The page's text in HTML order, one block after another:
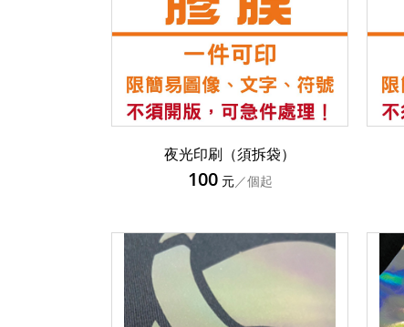
夜光印刷（須拆袋）
100 元／個起